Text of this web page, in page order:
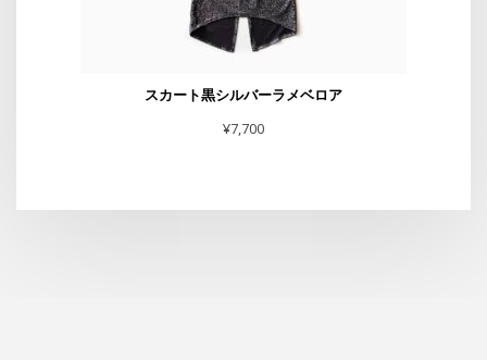
スカート黒シルバーラメベロア
¥7,700